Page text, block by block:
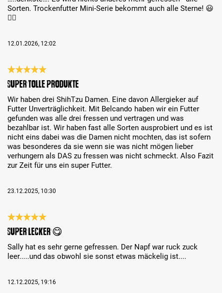
Sorten. Trockenfutter Mini-Serie bekommt auch alle Sterne! 😃
👌🏻
12.01.2026, 12:02
Review with rating of 5 out of 5 stars
Super tolle Produkte
Wir haben drei ShihTzu Damen. Eine davon Allergieker auf
Futter Unverträglichkeit. Mit Belcando haben wir ein Futter
gefunden was alle drei fressen und vertragen und was
bezahlbar ist. Wir haben fast alle Sorten ausprobiert und es ist
nicht eins dabei was die Damen nicht mochten, das ist sofern
was besonderes da sie wenn sie was nicht mögen lieber
verhungern als DAS zu fressen was nicht schmeckt. Also Fazit
zur Zeit für uns ein super Futter.
23.12.2025, 10:30
Review with rating of 5 out of 5 stars
Super lecker 😋
Sally hat es sehr gerne gefressen. Der Napf war ruck zuck
leer.....und das obwohl sie sonst etwas mäckelig ist....
12.12.2025, 19:16